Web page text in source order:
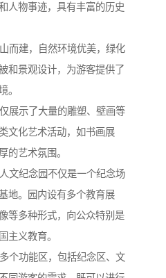
人物事迹，具有丰富的历史
而建，自然环境优美，绿化
和景观设计，为游客提供了
。
展示了大量的雕塑、壁画等
文化艺术活动，如书画展
的艺术氛围。
文纪念园不仅是一个纪念场
地。园内设有多个教育展
等多种形式，向公众特别是
主义教育。
个功能区，包括纪念区、文